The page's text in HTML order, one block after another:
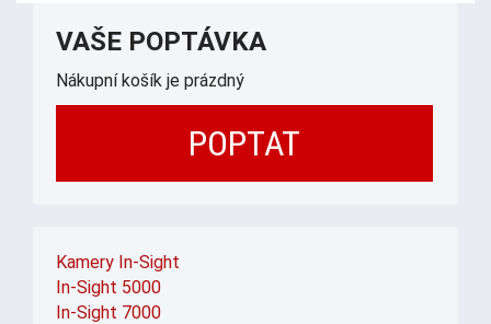
VAŠE POPTÁVKA
Nákupní košík je prázdný
POPTAT
Kamery In-Sight
In-Sight 5000
In-Sight 7000